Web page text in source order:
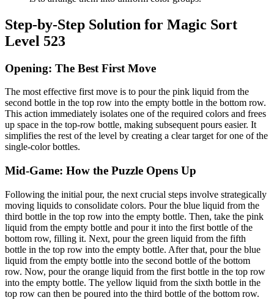
Step-by-Step Solution for Magic Sort
Level 523
Opening: The Best First Move
The most effective first move is to pour the pink liquid from the
second bottle in the top row into the empty bottle in the bottom row.
This action immediately isolates one of the required colors and frees
up space in the top-row bottle, making subsequent pours easier. It
simplifies the rest of the level by creating a clear target for one of the
single-color bottles.
Mid-Game: How the Puzzle Opens Up
Following the initial pour, the next crucial steps involve strategically
moving liquids to consolidate colors. Pour the blue liquid from the
third bottle in the top row into the empty bottle. Then, take the pink
liquid from the empty bottle and pour it into the first bottle of the
bottom row, filling it. Next, pour the green liquid from the fifth
bottle in the top row into the empty bottle. After that, pour the blue
liquid from the empty bottle into the second bottle of the bottom
row. Now, pour the orange liquid from the first bottle in the top row
into the empty bottle. The yellow liquid from the sixth bottle in the
top row can then be poured into the third bottle of the bottom row.